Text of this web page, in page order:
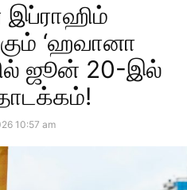
இப்ராஹிம்
‘ஹவானா
ஜூன் 20-இல்
10:57 am